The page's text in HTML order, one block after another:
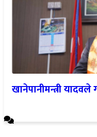
खानेपानीमन्त्री